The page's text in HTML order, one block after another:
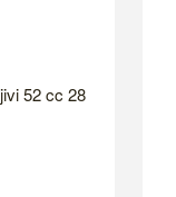
52 cc 28